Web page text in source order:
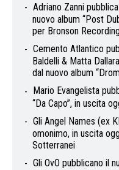
Adriano Zanni
nuovo album “Post
per Bronson
Cemento Atlantico
Baldelli & Matta
dal nuovo album
Mario Evangelista
“Da Capo”, in uscita
Gli Angel Names (ex
omonimo, in uscita
Sotterranei
Gli OvO pubblicano il